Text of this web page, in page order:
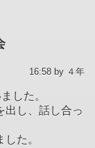
16:58 by ４年
した。
出し、話し合っ
た。